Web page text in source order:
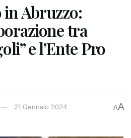
Abruzzo:
tra
e l’Ente Pro
21 Gennaio 2024 AA